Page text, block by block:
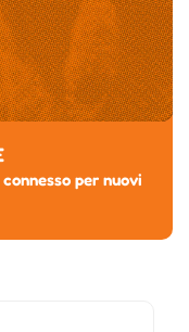
per nuovi